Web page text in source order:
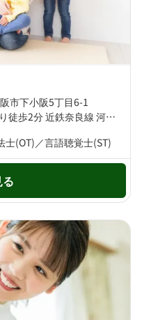
市下小阪5丁目6-1
近鉄奈良線 八戸ノ里駅より徒歩2分 近鉄奈良線 河内小阪駅より徒歩11分
(OT)／言語聴覚士(ST)